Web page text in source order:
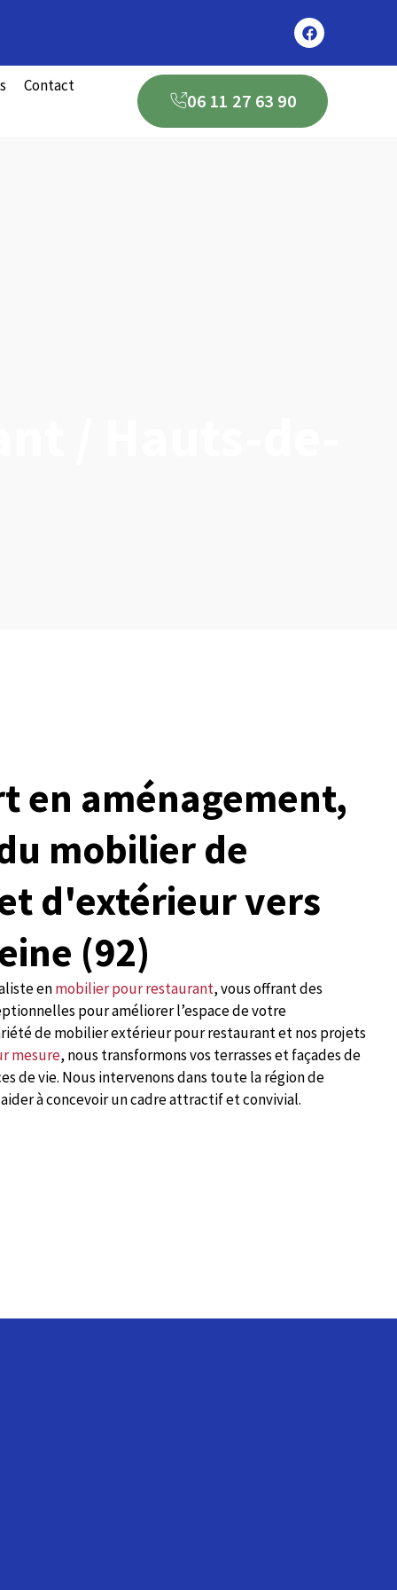
Contact
06 11 27 63 90
en aménagement,
mobilier de
d'extérieur vers
(92)
enmobilier pour restaurant, vous offrant des
pour améliorer l’espace de votre
de mobilier extérieur pour restaurant et nos projets
mesure, nous transformons vos terrasses et façades de
de vie. Nous intervenons dans toute la région de
à concevoir un cadre attractif et convivial.